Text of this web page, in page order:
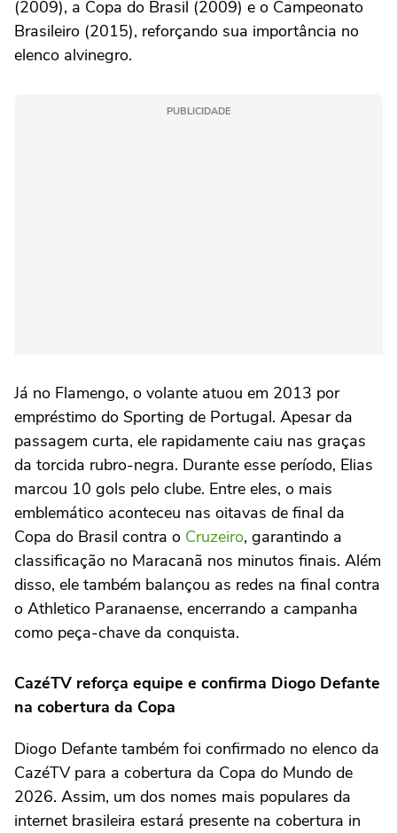
(2009), a Copa do Brasil (2009) e o Campeonato
Brasileiro (2015), reforçando sua importância no
elenco alvinegro.
PUBLICIDADE
Já no Flamengo, o volante atuou em 2013 por
empréstimo do Sporting de Portugal. Apesar da
passagem curta, ele rapidamente caiu nas graças
da torcida rubro-negra. Durante esse período, Elias
marcou 10 gols pelo clube. Entre eles, o mais
emblemático aconteceu nas oitavas de final da
Copa do Brasil contra o Cruzeiro, garantindo a
classificação no Maracanã nos minutos finais. Além
disso, ele também balançou as redes na final contra
o Athletico Paranaense, encerrando a campanha
como peça-chave da conquista.
CazéTV reforça equipe e confirma Diogo Defante
na cobertura da Copa
Diogo Defante também foi confirmado no elenco da
CazéTV para a cobertura da Copa do Mundo de
2026. Assim, um dos nomes mais populares da
internet brasileira estará presente na cobertura in